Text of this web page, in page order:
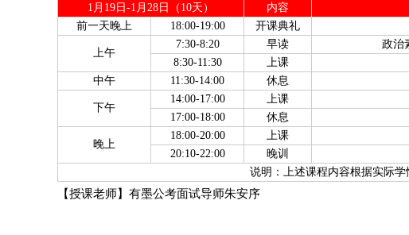
1月19日-1月28日（10天） 内容
前一天晚上
18:00-19:00 开课典礼
上午
7:30-8:20 早读
政治
8:30-11:30
上课
中午
11:30-14:00 休息
下午
14:00-17:00 上课
17:00-18:00
休息
晚上
18:00-20:00 上课
20:10-22:00
晚训
说明：上述课程内容根据实际学
【授课老师】有墨公考面试导师朱安序